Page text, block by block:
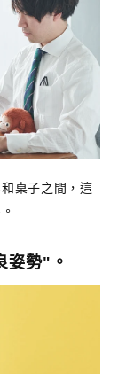
桌子之間，這
姿勢"。